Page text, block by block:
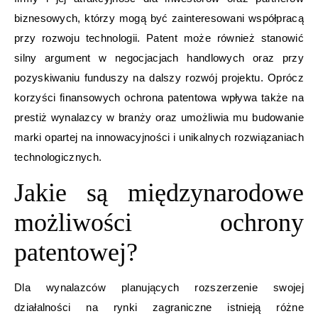
biznesowych, którzy mogą być zainteresowani współpracą
przy rozwoju technologii. Patent może również stanowić
silny argument w negocjacjach handlowych oraz przy
pozyskiwaniu funduszy na dalszy rozwój projektu. Oprócz
korzyści finansowych ochrona patentowa wpływa także na
prestiż wynalazcy w branży oraz umożliwia mu budowanie
marki opartej na innowacyjności i unikalnych rozwiązaniach
technologicznych.
Jakie są międzynarodowe
możliwości ochrony
patentowej?
Dla wynalazców planujących rozszerzenie swojej
działalności na rynki zagraniczne istnieją różne